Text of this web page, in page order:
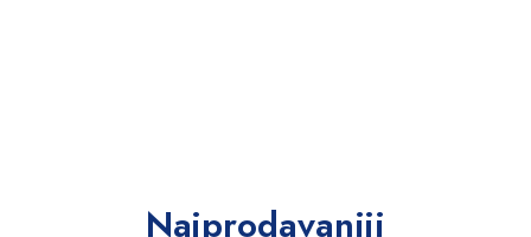
Najprodavaniji